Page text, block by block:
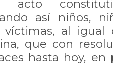
acto
así niños,
víctimas, al
que con
hasta hoy,